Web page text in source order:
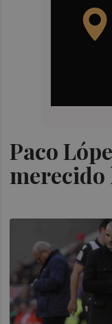
Paco
merecido